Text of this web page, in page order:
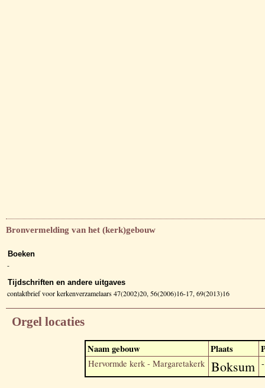
Bronvermelding van het (kerk)gebouw
Boeken
-
Tijdschriften en andere uitgaves
contaktbrief voor kerkenverzamelaars 47(2002)20, 56(2006)16-17, 69(2013)16
Orgel locaties
Naam gebouw Plaats
Hervormde kerk - Margaretakerk Boksum -